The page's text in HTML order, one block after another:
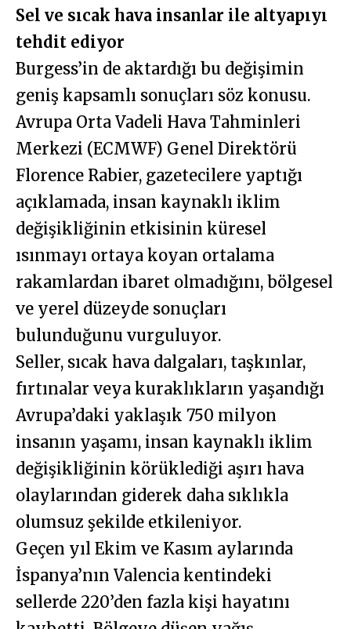
Sel ve sıcak hava insanlar ile altyapıyı
tehdit ediyor
Burgess’in de aktardığı bu değişimin
geniş kapsamlı sonuçları söz konusu.
Avrupa Orta Vadeli Hava Tahminleri
Merkezi (ECMWF) Genel Direktörü
Florence Rabier, gazetecilere yaptığı
açıklamada, insan kaynaklı iklim
değişikliğinin etkisinin küresel
ısınmayı ortaya koyan ortalama
rakamlardan ibaret olmadığını, bölgesel
ve yerel düzeyde sonuçları
bulunduğunu vurguluyor.
Seller, sıcak hava dalgaları, taşkınlar,
fırtınalar veya kuraklıkların yaşandığı
Avrupa’daki yaklaşık 750 milyon
insanın yaşamı, insan kaynaklı iklim
değişikliğinin körüklediği aşırı hava
olaylarından giderek daha sıklıkla
olumsuz şekilde etkileniyor.
Geçen yıl Ekim ve Kasım aylarında
İspanya’nın Valencia kentindeki
sellerde 220’den fazla kişi hayatını